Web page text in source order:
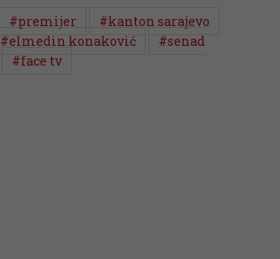
#premijer
#kanton sarajevo
#elmedin konaković
#senad
#face tv